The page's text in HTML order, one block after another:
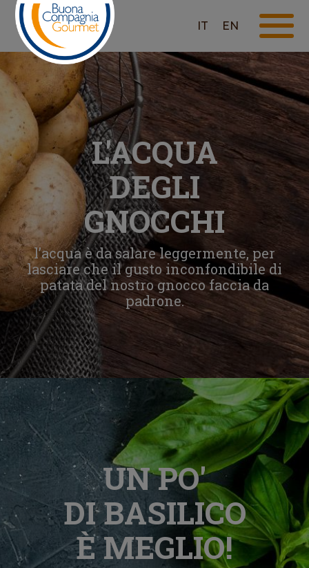
IT EN
L'ACQUA
DEGLI
GNOCCHI
l’acqua è da salare leggermente, per
lasciare che il gusto inconfondibile di
patata del nostro gnocco faccia da
padrone.
UN PO'
DI BASILICO
È MEGLIO!